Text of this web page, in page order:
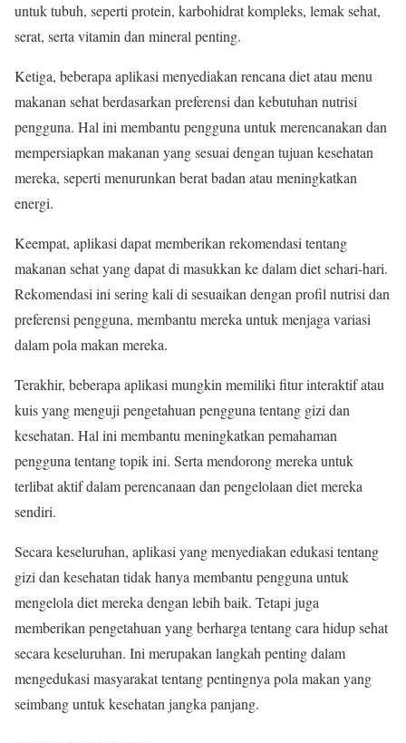
untuk tubuh, seperti protein, karbohidrat kompleks, lemak sehat,
serat, serta vitamin dan mineral penting.
Ketiga, beberapa aplikasi menyediakan rencana diet atau menu
makanan sehat berdasarkan preferensi dan kebutuhan nutrisi
pengguna. Hal ini membantu pengguna untuk merencanakan dan
mempersiapkan makanan yang sesuai dengan tujuan kesehatan
mereka, seperti menurunkan berat badan atau meningkatkan
energi.
Keempat, aplikasi dapat memberikan rekomendasi tentang
makanan sehat yang dapat di masukkan ke dalam diet sehari-hari.
Rekomendasi ini sering kali di sesuaikan dengan profil nutrisi dan
preferensi pengguna, membantu mereka untuk menjaga variasi
dalam pola makan mereka.
Terakhir, beberapa aplikasi mungkin memiliki fitur interaktif atau
kuis yang menguji pengetahuan pengguna tentang gizi dan
kesehatan. Hal ini membantu meningkatkan pemahaman
pengguna tentang topik ini. Serta mendorong mereka untuk
terlibat aktif dalam perencanaan dan pengelolaan diet mereka
sendiri.
Secara keseluruhan, aplikasi yang menyediakan edukasi tentang
gizi dan kesehatan tidak hanya membantu pengguna untuk
mengelola diet mereka dengan lebih baik. Tetapi juga
memberikan pengetahuan yang berharga tentang cara hidup sehat
secara keseluruhan. Ini merupakan langkah penting dalam
mengedukasi masyarakat tentang pentingnya pola makan yang
seimbang untuk kesehatan jangka panjang.